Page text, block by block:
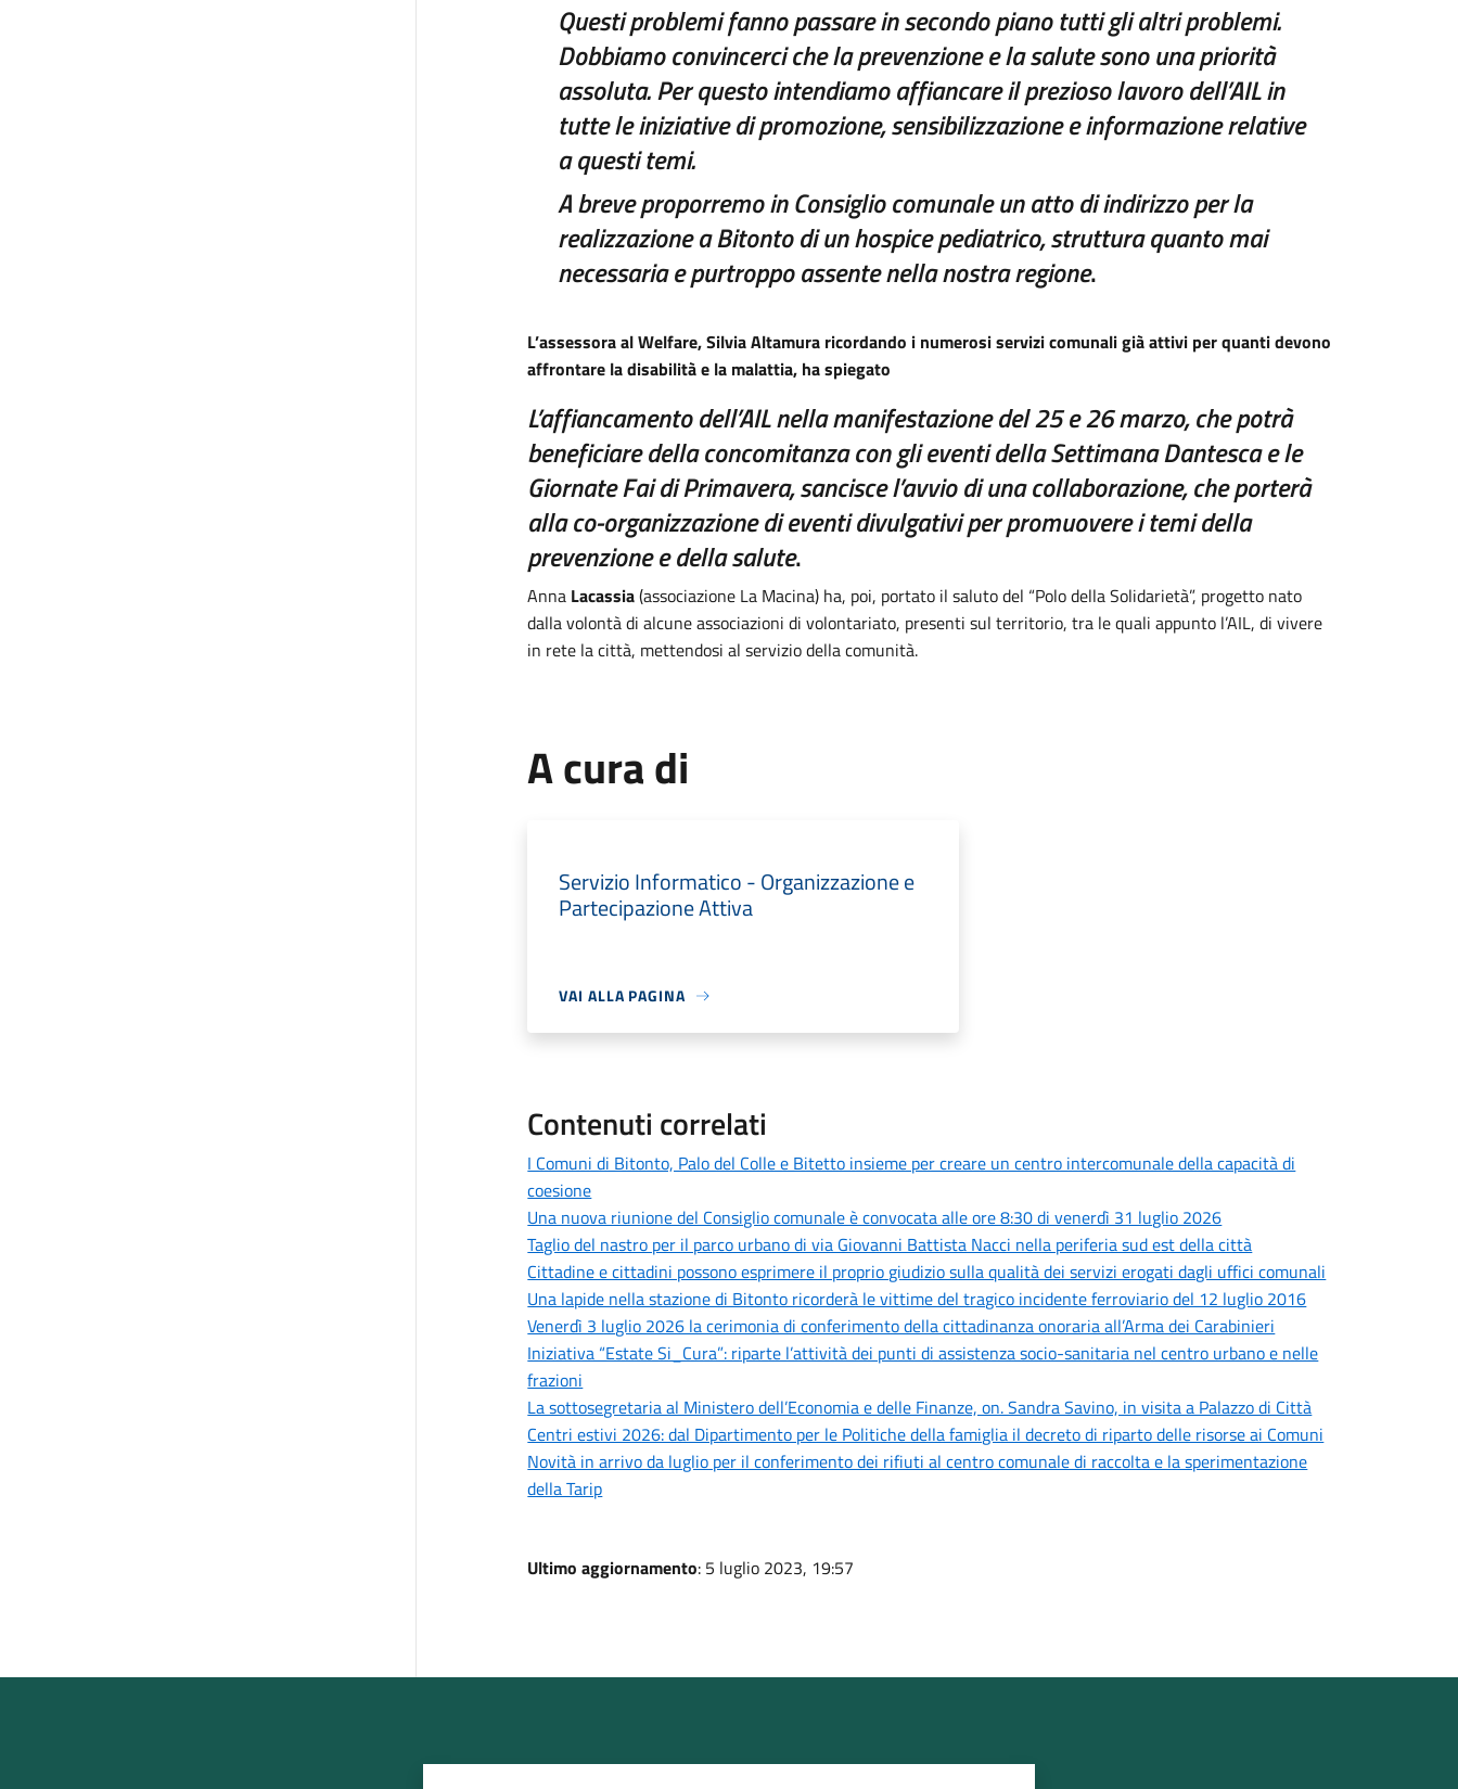
Questi problemifanno passare in secondo piano tutti gli altri problemi.
Dobbiamo convincerci che la prevenzione e la salute sono una priorità
assoluta. Per questo intendiamo affiancare il prezioso lavoro dell’AIL in
tutte le iniziative di promozione, sensibilizzazione e informazione relative
a questi temi.
A breveproporremo in Consiglio comunale un atto di indirizzo per la
realizzazione a Bitonto di un hospice pediatrico, struttura quanto mai
necessaria e purtroppo assente nella nostra regione.
L’assessora al Welfare, Silvia Altamura ricordando i numerosi servizi comunali già attivi per quanti devono
affrontare la disabilità e la malattia, ha spiegato
L’affiancamento dell’AIL nella manifestazione del 25 e 26 marzo, che potrà
beneficiare della concomitanza con gli eventi della Settimana Dantesca e le
Giornate Fai di Primavera, sancisce l’avvio di una collaborazione, che porterà
alla co-organizzazione di eventi divulgativi per promuovere i temi della
prevenzione e della salute.
Anna Lacassia(associazione La Macina) ha, poi, portato il saluto del “Polo della Solidarietà”, progetto nato
dalla volontà di alcune associazioni di volontariato, presenti sul territorio, tra le quali appunto l’AIL, di vivere
in rete la città, mettendosi al servizio della comunità.
A cura di
Servizio Informatico - Organizzazione e
Partecipazione Attiva
VAI ALLA PAGINA
Contenuti correlati
I Comuni di Bitonto, Palo del Colle e Bitetto insieme per creare un centro intercomunale della capacità di
coesione
Una nuova riunione del Consiglio comunale è convocata alle ore 8:30 di venerdì 31 luglio 2026
Taglio del nastro per il parco urbano di via Giovanni Battista Nacci nella periferia sud est della città
Cittadine e cittadini possono esprimere il proprio giudizio sulla qualità dei servizi erogati dagli uffici comunali
Una lapide nella stazione di Bitonto ricorderà le vittime del tragico incidente ferroviario del 12 luglio 2016
Venerdì 3 luglio 2026 la cerimonia di conferimento della cittadinanza onoraria all’Arma dei Carabinieri
Iniziativa “Estate Si_Cura”: riparte l’attività dei punti di assistenza socio-sanitaria nel centro urbano e nelle
frazioni
La sottosegretaria al Ministero dell’Economia e delle Finanze, on. Sandra Savino, in visita a Palazzo di Città
Centri estivi 2026: dal Dipartimento per le Politiche della famiglia il decreto di riparto delle risorse ai Comuni
Novità in arrivo da luglio per il conferimento dei rifiuti al centro comunale di raccolta e la sperimentazione
della Tarip
Ultimo aggiornamento: 5 luglio 2023, 19:57